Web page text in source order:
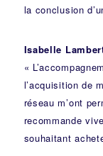
la conclusion
Isabelle
«
l’acquisition de
réseau m’ont
recommande
souhaitant